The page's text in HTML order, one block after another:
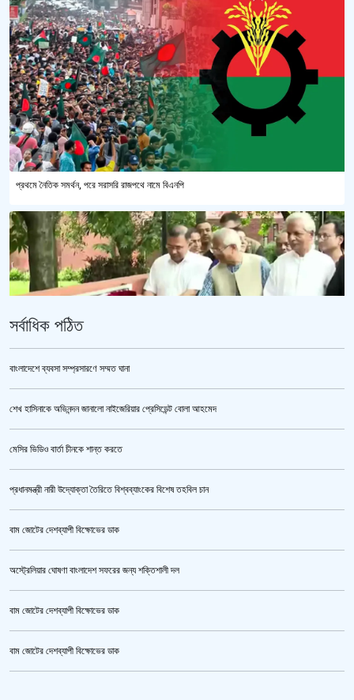
প্রথমে নৈতিক সমর্থন, পরে সরাসরি রাজপথে নামে বিএনপি
‘জুলাই গণঅভ্যুত্থান স্মৃতি জাদুঘর’ উদ্বোধন করলেন প্রধানমন্ত্রী
সর্বাধিক পঠিত
বাংলাদেশে ব্যবসা সম্প্রসারণে সম্মত ঘানা
শেখ হাসিনাকে অভিনন্দন জানালো নাইজেরিয়ার প্রেসিডেন্ট বোলা আহমেদ
মেসির ভিডিও বার্তা চীনকে শান্ত করতে
প্রধানমন্ত্রী নারী উদ্যোক্তা তৈরিতে বিশ্বব্যাংকের বিশেষ তহবিল চান
বাম জোটের দেশব্যাপী বিক্ষোভের ডাক
অস্ট্রেলিয়ার ঘোষণা বাংলাদেশ সফরের জন্য শক্তিশালী দল
বাম জোটের দেশব্যাপী বিক্ষোভের ডাক
বাম জোটের দেশব্যাপী বিক্ষোভের ডাক